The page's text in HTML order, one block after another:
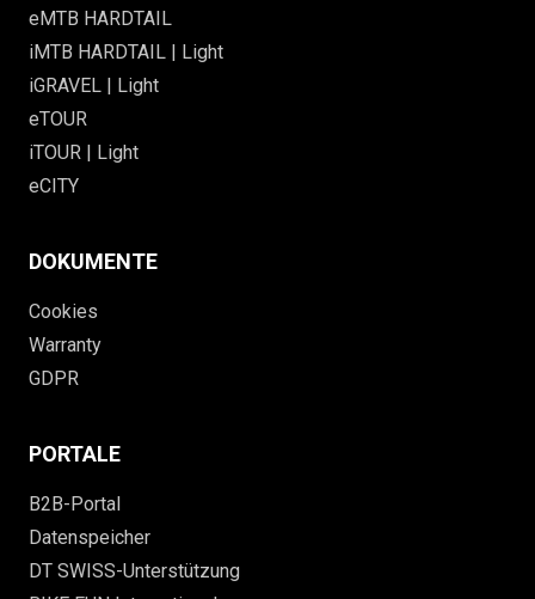
eMTB HARDTAIL
iMTB HARDTAIL | Light
iGRAVEL | Light
eTOUR
iTOUR | Light
eCITY
DOKUMENTE
Cookies
Warranty
GDPR
PORTALE
B2B-Portal
Datenspeicher
DT SWISS-Unterstützung